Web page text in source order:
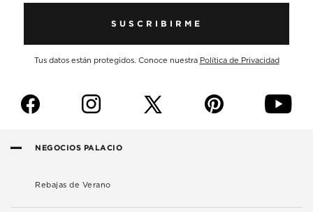
SUSCRIBIRME
Tus datos están protegidos. Conoce nuestra Política de Privacidad
f i p y
NEGOCIOS PALACIO
Rebajas de Verano